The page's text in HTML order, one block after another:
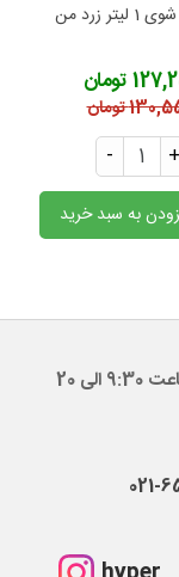
زرد من
تومان
تومان
- +
به سبد خرید
20
021-